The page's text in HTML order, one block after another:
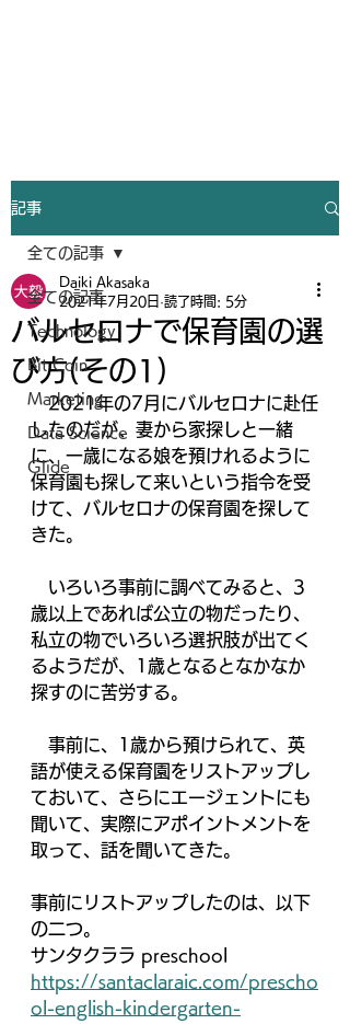
記事
全ての記事
Technology
Bit Coin
Marketing
Data Science
Glide
全ての記事
バルセロナで保育園の選
び方(その1)
Daiki Akasaka
2021年7月20日 読了時間: 5分
2021年の7月にバルセロナに赴任
したのだが、妻から家探しと一緒
に、一歳になる娘を預けれるように
保育園も探して来いという指令を受
けて、バルセロナの保育園を探して
きた。
いろいろ事前に調べてみると、3
歳以上であれば公立の物だったり、
私立の物でいろいろ選択肢が出てく
るようだが、1歳となるとなかなか
探すのに苦労する。
事前に、1歳から預けられて、英
語が使える保育園をリストアップし
ておいて、さらにエージェントにも
聞いて、実際にアポイントメントを
取って、話を聞いてきた。
事前にリストアップしたのは、以下
の二つ。
サンタクララ preschool
https://santaclaraic.com/prescho
ol-english-kindergarten-